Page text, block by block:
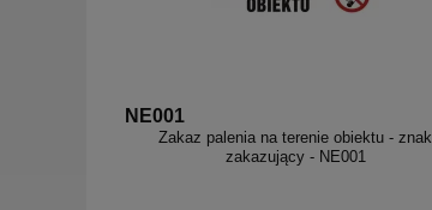
NE001
Zakaz palenia na terenie obiektu - znak
zakazujący - NE001